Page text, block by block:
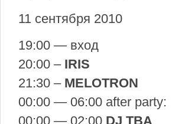
11 сентября 2010
19:00 — вход
20:00 –IRIS
21:30 – MELOTRON
00:00 — 06:00 after party:
00:00 — 02:00 DJ TBA